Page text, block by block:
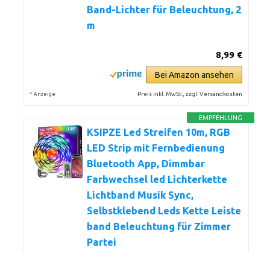
Band-Lichter für Beleuchtung, 2
m
8,99 €
Bei Amazon ansehen
* Anzeige Preis inkl. MwSt., zzgl. Versandkosten
EMPFEHLUNG
KSIPZE Led Streifen 10m, RGB
LED Strip mit Fernbedienung
Bluetooth App, Dimmbar
Farbwechsel led Lichterkette
Lichtband Musik Sync,
Selbstklebend Leds Kette Leiste
band Beleuchtung für Zimmer
Partei